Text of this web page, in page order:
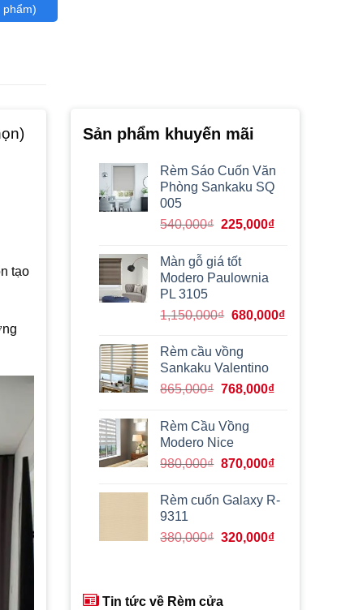
phẩm)
tạo
Sản phẩm khuyến mãi
Rèm Sáo Cuốn Văn
Phòng Sankaku SQ
005
540,000₫ Giá
là:
540,000₫.
225,000₫Giá
Màn gỗ giá tốt
Modero Paulownia
PL 3105
1,150,000₫ Giá
là:
1,150,000₫.
680,000₫Giá
Rèm cầu vồng
Sankaku Valentino
865,000₫ Giá
là:
865,000₫.
768,000₫Giá
768,000₫.
Rèm Cầu Vồng
Modero Nice
980,000₫ Giá
là:
870,000₫Giá
tại
870,000₫.
Rèm cuốn Galaxy R-
9311
380,000₫ Giá
320,000₫Giá
Tin tức về Rèm cửa